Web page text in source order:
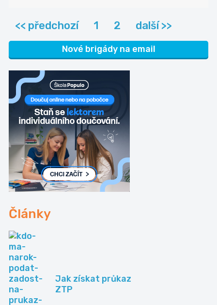
<< předchozí 1 2 další >>
Nové brigády na email
Články
Jak získat průkaz
ZTP